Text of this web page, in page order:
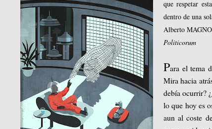
que respetar
dentro de una
Alberto MAGNO
Politicorum
Para el tema
Mira hacia
debía ocurrir?
lo que hoy es
aun al coste